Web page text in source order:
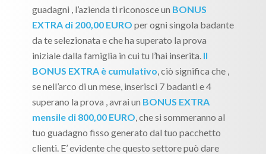
guadagni , l’azienda ti riconosce un BONUS
EXTRA di 200,00 EURO per ogni singola badante
da te selezionata e che ha superato la prova
iniziale dalla famiglia in cui tu l’hai inserita. Il
BONUS EXTRA è cumulativo , ciò significa che ,
se nell’arco di un mese, inserisci 7 badanti e 4
superano la prova , avrai un BONUS EXTRA
mensile di 800,00 EURO , che si sommeranno al
tuo guadagno fisso generato dal tuo pacchetto
clienti. E’ evidente che questo settore può dare